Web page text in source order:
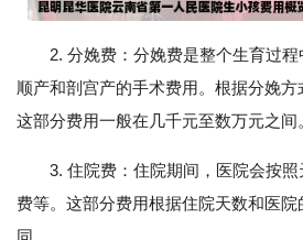
2. 分娩费：分娩费是整个生育过
顺产和剖宫产的手术费用。根据分娩方
这部分费用一般在几千元至数万元之间
3. 住院费：住院期间，医院会按
费等。这部分费用根据住院天数和医
同。